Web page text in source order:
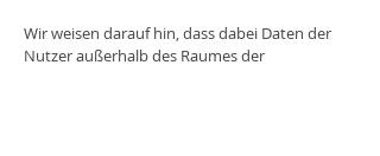
Wir weisen darauf hin, dass dabei Daten der
Nutzer außerhalb des Raumes der